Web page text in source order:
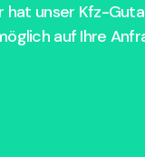
hat unser Kfz-
auf Ihre